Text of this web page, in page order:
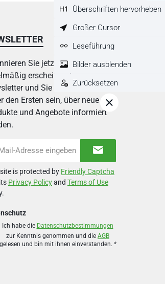
Sie jetzt einfach unseren
erscheinenden
und Sie werden stets
den Ersten sein, über neue
und Angebote informiert
is protected by Friendly Captcha
Privacy Policyand Terms of Use
Ich habe die Datenschutzbestimmungen
zur Kenntnis genommen und die AGB
gelesen und bin mit ihnen einverstanden. *
Überschriften hervorheben
Großer Cursor
Leseführung
Bilder ausblenden
Zurücksetzen